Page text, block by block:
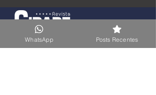
WhatsApp Posts Recentes